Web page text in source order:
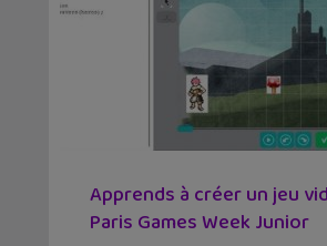
Apprends à créer un jeu
Paris Games Week Junior